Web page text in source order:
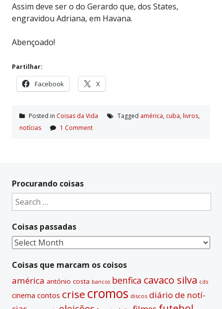
Assim deve ser o do Gerardo que, dos States,
engravidou Adriana, em Havana.
Abençoado!
Partilhar:
Facebook X
Posted in Coisas da Vida Tagged américa, cuba, livros,
notí­cias
1 Comment
Procurando coisas
Search
for:
Coisas passadas
Coisas
Coisas que marcam os coisos
américa antónio costa bancos benfica cavaco silva cds
cinema contos crise cromos discos diário de notí­